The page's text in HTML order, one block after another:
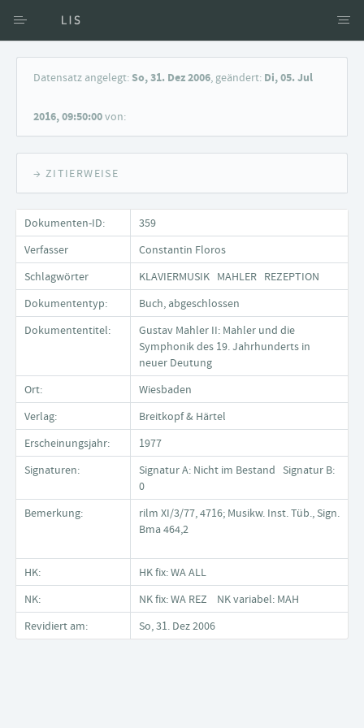
Zugang über Verfasser
Suche nach Schlagwort
Datensatz angelegt:So, 31. Dez 2006, geändert: Di, 05. Jul
2016, 09:50:00von:
→ ZITIERWEISE
Dokumenten-ID:
359
Verfasser
Constantin Floros
Schlagwörter
KLAVIERMUSIK MAHLER REZEPTION
Dokumententyp:
Buch, abgeschlossen
Dokumententitel:
Gustav Mahler II: Mahler und die
Symphonik des 19. Jahrhunderts in
neuer Deutung
Ort:
Wiesbaden
Verlag:
Breitkopf & Härtel
Erscheinungsjahr:
1977
Signaturen:
Signatur A: Nicht im Bestand Signatur B:
0
Bemerkung:
rilm XI/3/77, 4716; Musikw. Inst. Tüb., Sign.
Bma 464,2
HK:
HK fix: WA ALL
NK:
NK fix: WA REZ NK variabel: MAH
Revidiert am:
So, 31. Dez 2006